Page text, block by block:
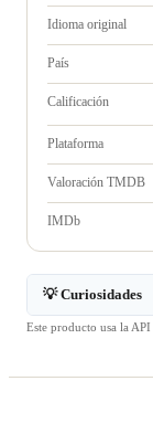
Idioma original
País
Calificación
Plataforma
Valoración TMDB
IMDb
💡 Curiosidades
Este producto usa la